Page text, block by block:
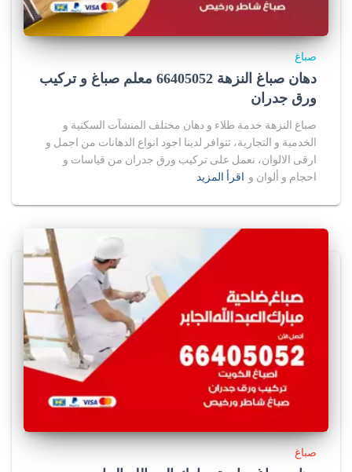
صباغ
دهان صباغ النزهة 66405052 معلم صباغ و تركيب
ورق جدران
صباغ النزهة خدمة طلاء و دهان مختلف المنشآت السكنية و
الخدمية و التجارية، تتوافر لدينا اجود انواع الدهانات من اجمل و
ارقى الالوان، نعمل على تركيب ورق جدران من قياسات و
احجام و ألوان و اقرأ المزيد
صباغ